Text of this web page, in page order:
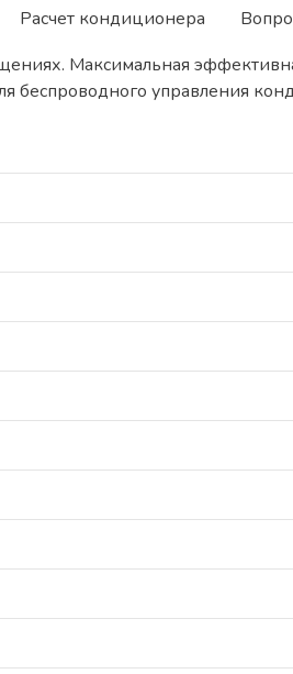
Расчет кондиционера
Максимальная
беспроводного управления